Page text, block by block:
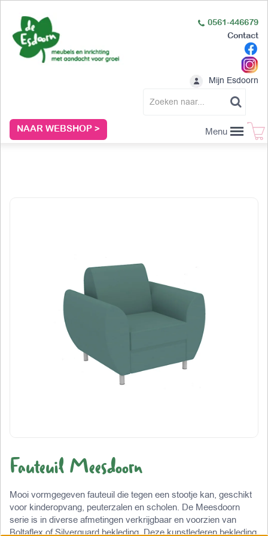
NAAR WEBSHOP >
0561-446679
Contact
Mijn Esdoorn
Menu
Fauteuil Meesdoorn
Mooi vormgegeven fauteuil die tegen een stootje kan, geschikt
voor kinderopvang, peuterzalen en scholen. De Meesdoorn
serie is in diverse afmetingen verkrijgbaar en voorzien van
Boltaflex of Silverguard bekleding. Deze kunstlederen bekleding